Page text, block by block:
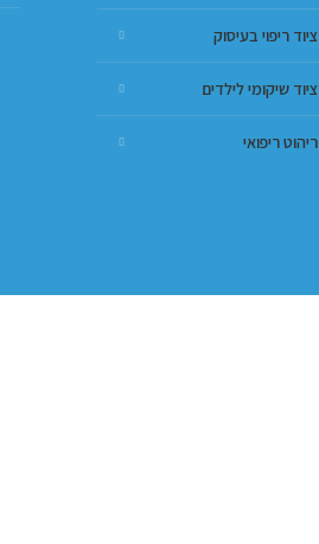
ציוד ריפוי בעיסוק
ציוד שיקומי לילדים
ריהוט ריפואי